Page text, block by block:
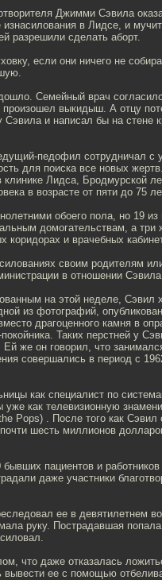
Джимми Сэвила
в Лидсе, и
разрешили сделать аборт.
если они ничего не
Семейный врач
произошел выкидыш. А отцу
и написал бы на стене
педофил сотрудничал с
для поиска все новых
Лидса, Бродмурской
в возрасте от пяти до 75
обоего пола, но 19 из
домогательствам, а
коридорах и врачебных
своим родителям
в отношении
на этой неделе, Сэвил
из фотографий,
драгоценного камня в
Таких перстней у
же он говорил, что
совершались в период с
как специалист по
как телевизионную
Pops) . После того как Сэвил
шесть миллионов
пациентов и
даже участники
ее в девятилетнем
руку. Пострадавшая
что даже отказалась
вывести ее с помощью